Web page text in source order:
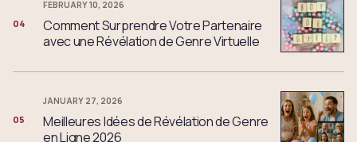
04
FEBRUARY 10, 2026
Comment Surprendre Votre Partenaire
avec une Révélation de Genre Virtuelle
05
JANUARY 27, 2026
Meilleures Idées de Révélation de Genre
en Ligne 2026